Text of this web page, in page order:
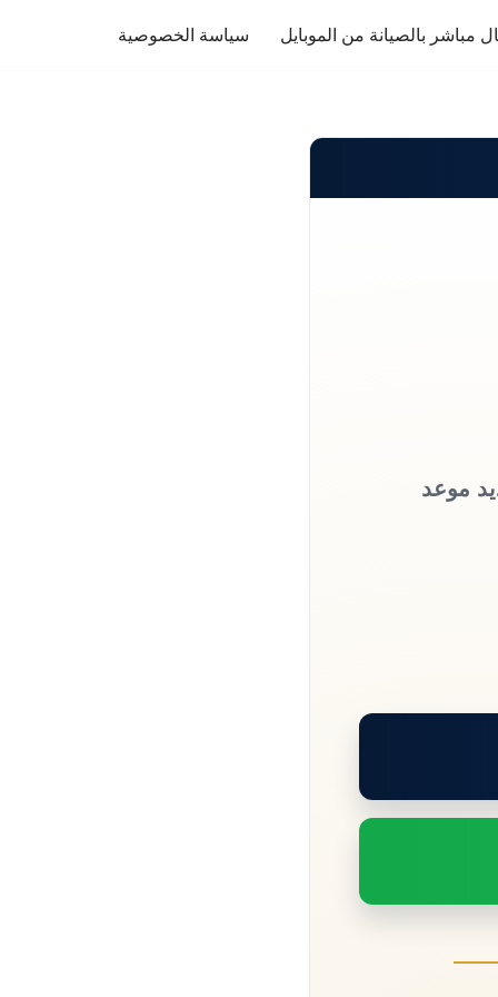
مباشر بالصيانة من الموبايل سياسة الخصوصية
موعد